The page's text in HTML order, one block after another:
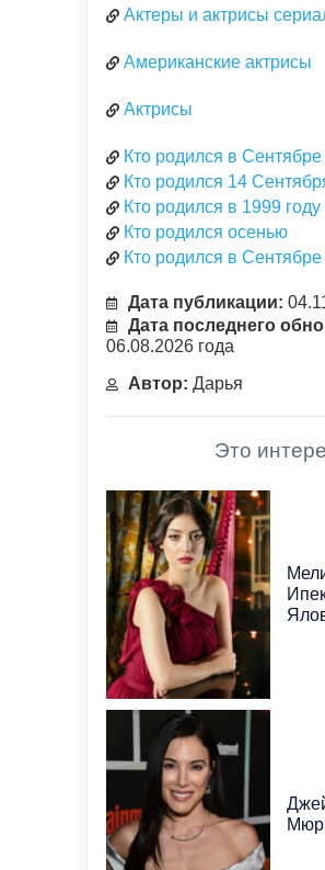
Актеры и актрисы
Американские актрисы
Актрисы
Кто родился в Сентябре
Кто родился 14
Кто родился в 1999 году
Кто родился осенью
Кто родился в Сентябре
Дата публикации:
Дата последнего
06.08.2026 года
Автор: Дарья
Это